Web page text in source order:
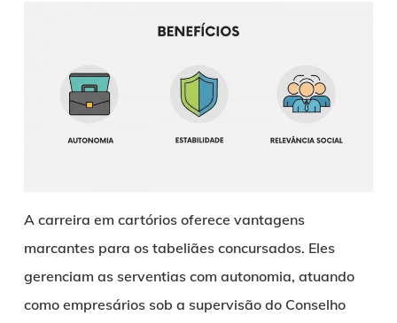
A carreira em cartórios oferece vantagens
marcantes para os tabeliães concursados. Eles
gerenciam as serventias com autonomia, atuando
como empresários sob a supervisão do Conselho